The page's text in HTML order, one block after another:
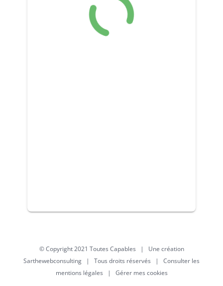
© Copyright 2021 Toutes Capables | Une création
Sarthewebconsulting | Tous droits réservés | Consulter les
mentions légales | Gérer mes cookies